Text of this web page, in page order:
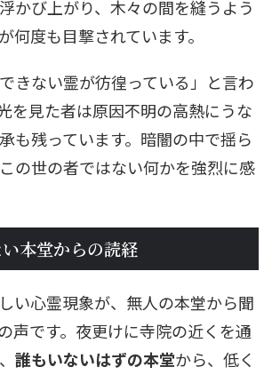
かび上がり、木々の間を縫うよう
何度も目撃されています。
きない霊が彷徨っている」と言わ
を見た者は原因不明の高熱にうな
も残っています。暗闇の中で揺ら
の世の者ではない何かを強烈に感
本堂からの読経
い心霊現象が、無人の本堂から聞
声です。夜更けに寺院の近くを通
誰もいないはずの本堂から、低く